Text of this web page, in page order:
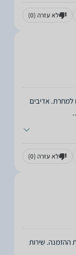
לא עזרה (0)
למחרת. אדיבים
לא עזרה (0)
ההזמנה. שירות